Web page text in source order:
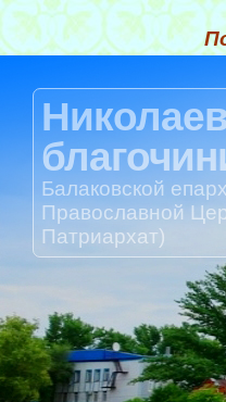
Балаковской
Православной
Патриархат)